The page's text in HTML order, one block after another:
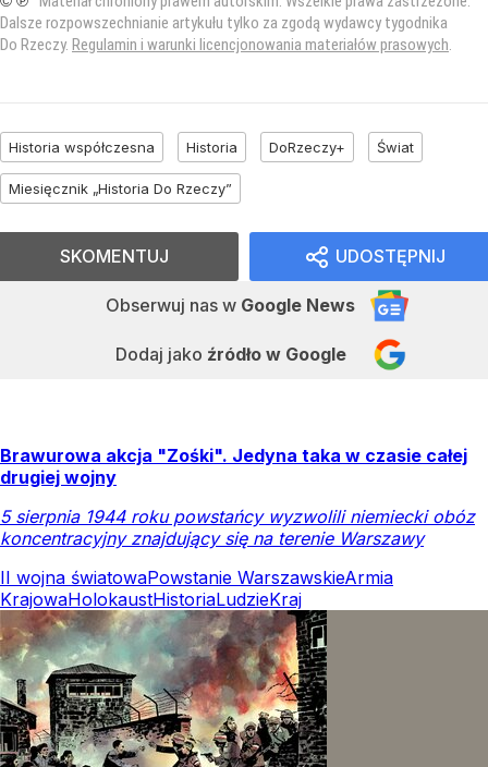
Dalsze rozpowszechnianie artykułu tylko za zgodą wydawcy tygodnika
Do Rzeczy. Regulamin i warunki licencjonowania materiałów prasowych.
Historia współczesna Historia DoRzeczy+ Świat
Miesięcznik „Historia Do Rzeczy”
UDOSTĘPNIJ
Obserwuj nas w Google News
Dodaj jako źródło w Google
SKOMENTUJ
Brawurowa akcja "Zośki". Jedyna taka w czasie całej
drugiej wojny
5 sierpnia 1944 roku powstańcy wyzwolili niemiecki obóz
koncentracyjny znajdujący się na terenie Warszawy
II wojna światowaPowstanie WarszawskieArmia
KrajowaHolokaustHistoriaLudzieKraj